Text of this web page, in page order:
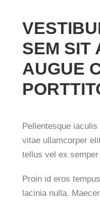
SEM SIT
AUGUE
Pellentesque
vitae ullamcorper
tellus vel ex semper
Proin id eros
lacinia nulla.